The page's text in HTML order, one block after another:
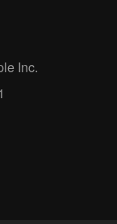
Inc.